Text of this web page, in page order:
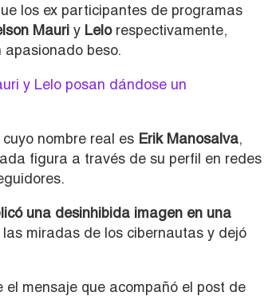
los ex participantes de programas
Mauri y Lelorespectivamente,
beso.
y Lelo posan dándose un
nombre real es Erik Manosalva,
figura a través de su perfil en redes
una desinhibida imagen en una
miradas de los cibernautas y dejó
el mensaje que acompañó el post de